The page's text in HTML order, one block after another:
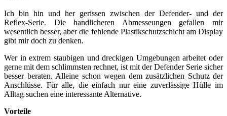
Ich bin hin und her gerissen zwischen der Defender- und der
Reflex-Serie. Die handlicheren Abmesseungen gefallen mir
wesentlich besser, aber die fehlende Plastikschutzschicht am Display
gibt mir doch zu denken.
Wer in extrem staubigen und dreckigen Umgebungen arbeitet oder
gerne mit dem schlimmsten rechnet, ist mit der Defender Serie sicher
besser beraten. Alleine schon wegen dem zusätzlichen Schutz der
Anschlüsse. Für alle, die einfach nur eine zuverlässige Hülle im
Alltag suchen eine interessante Alternative.
Vorteile